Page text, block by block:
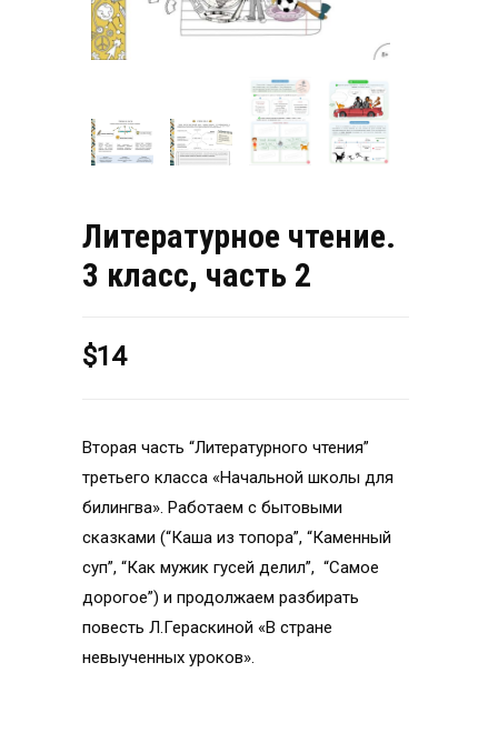
Литературное чтение.
3 класс, часть 2
$14
Вторая часть “Литературного чтения”
третьего класса «Начальной школы для
билингва». Работаем с бытовыми
сказками (“Каша из топора”, “Каменный
суп”, “Как мужик гусей делил”, “Самое
дорогое”) и продолжаем разбирать
повесть Л.Гераскиной «В стране
невыученных уроков».